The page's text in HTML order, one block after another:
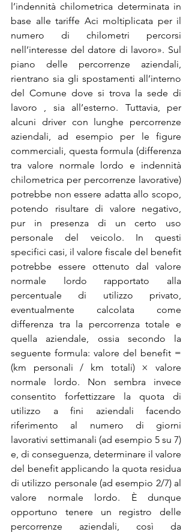
l’indennità chilometrica determinata in
base alle tariffe Aci moltiplicata per il
numero di chilometri percorsi
nell’interesse del datore di lavoro». Sul
piano delle percorrenze aziendali,
rientrano sia gli spostamenti all’interno
del Comune dove si trova la sede di
lavoro , sia all’esterno. Tuttavia, per
alcuni driver con lunghe percorrenze
aziendali, ad esempio per le figure
commerciali, questa formula (differenza
tra valore normale lordo e indennità
chilometrica per percorrenze lavorative)
potrebbe non essere adatta allo scopo,
potendo risultare di valore negativo,
pur in presenza di un certo uso
personale del veicolo. In questi
specifici casi, il valore fiscale del benefit
potrebbe essere ottenuto dal valore
normale lordo rapportato alla
percentuale di utilizzo privato,
eventualmente calcolata come
differenza tra la percorrenza totale e
quella aziendale, ossia secondo la
seguente formula: valore del benefit =
(km personali / km totali) × valore
normale lordo. Non sembra invece
consentito forfettizzare la quota di
utilizzo a fini aziendali facendo
riferimento al numero di giorni
lavorativi settimanali (ad esempio 5 su 7)
e, di conseguenza, determinare il valore
del benefit applicando la quota residua
di utilizzo personale (ad esempio 2/7) al
valore normale lordo. È dunque
opportuno tenere un registro delle
percorrenze aziendali, così da